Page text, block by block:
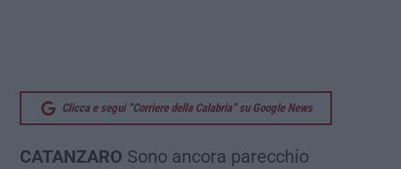
Clicca e segui “Corriere della Calabria” su Google News
CATANZARO Sono ancora parecchio